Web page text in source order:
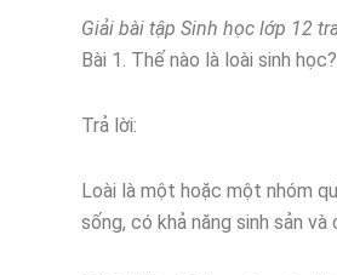
Giải bài tập Sinh học lớp 12
Bài 1. Thế nào là loài sinh học?
Trả lời:
Loài là một hoặc một nhóm
sống, có khả năng sinh sản